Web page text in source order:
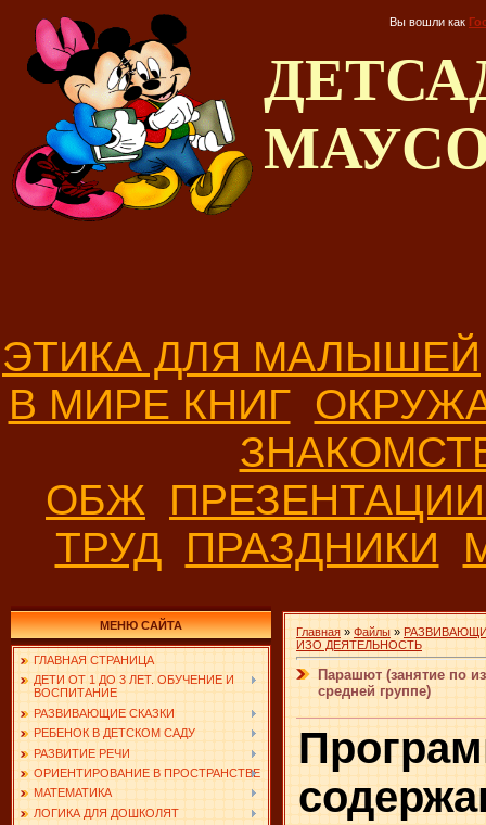
Вы вошли как
ЭТИКА ДЛЯ МАЛЫШЕЙ
В МИРЕ КНИГ
ОБЖ
ТРУД ПРАЗДНИКИ
МЕНЮ САЙТА
ГЛАВНАЯ СТРАНИЦА
ДЕТИ ОТ 1 ДО 3 ЛЕТ. ОБУЧЕНИЕ И
ВОСПИТАНИЕ
РАЗВИВАЮЩИЕ СКАЗКИ
РЕБЕНОК В ДЕТСКОМ САДУ
РАЗВИТИЕ РЕЧИ
ОРИЕНТИРОВАНИЕ В ПРОСТРАНСТВЕ
МАТЕМАТИКА
ЛОГИКА ДЛЯ ДОШКОЛЯТ
Главная » Файлы »
ИЗО ДЕЯТЕЛЬНОСТЬ
Парашют (занятие по
средней группе)